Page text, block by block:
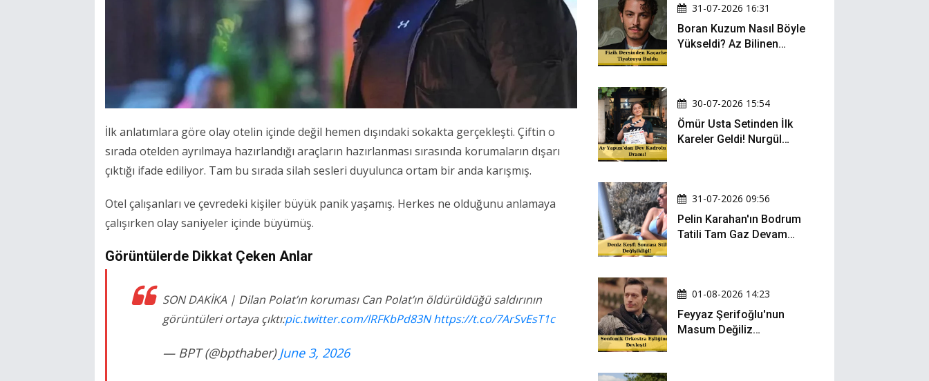
İlk anlatımlara göre olay otelin içinde değil hemen dışındaki sokakta gerçekleşti. Çiftin o
sırada otelden ayrılmaya hazırlandığı araçların hazırlanması sırasında korumaların dışarı
çıktığı ifade ediliyor. Tam bu sırada silah sesleri duyulunca ortam bir anda karışmış.
Otel çalışanları ve çevredeki kişiler büyük panik yaşamış. Herkes ne olduğunu anlamaya
çalışırken olay saniyeler içinde büyümüş.
Görüntülerde Dikkat Çeken Anlar
SON DAKİKA | Dilan Polat’ın koruması Can Polat’ın öldürüldüğü saldırının
görüntüleri ortaya çıktı:pic.twitter.com/lRFKbPd83N https://t.co/7ArSvEsT1c
— BPT (@bpthaber) June 3, 2026
31-07-2026 16:31
Boran Kuzum Nasıl Böyle
Yükseldi? Az Bilinen
30-07-2026 15:54
Ömür Usta Setinden İlk
Kareler Geldi! Nurgül
31-07-2026 09:56
Pelin Karahan'ın Bodrum
Tatili Tam Gaz Devam
01-08-2026 14:23
Feyyaz Şerifoğlu'nun
Masum Değiliz